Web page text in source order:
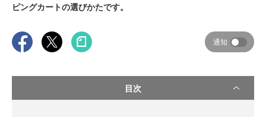
ピングカートの選びかたです。
通知
目次